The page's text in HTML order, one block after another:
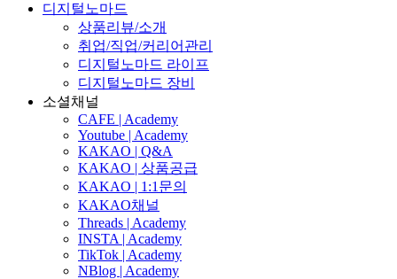
디지털노마드
상품리뷰/소개
취업/직업/커리어관리
디지털노마드 라이프
디지털노마드 장비
소셜채널
CAFE | Academy
Youtube | Academy
KAKAO | Q&A
KAKAO | 상품공급
KAKAO | 1:1문의
KAKAO채널
Threads | Academy
INSTA | Academy
TikTok | Academy
NBlog | Academy